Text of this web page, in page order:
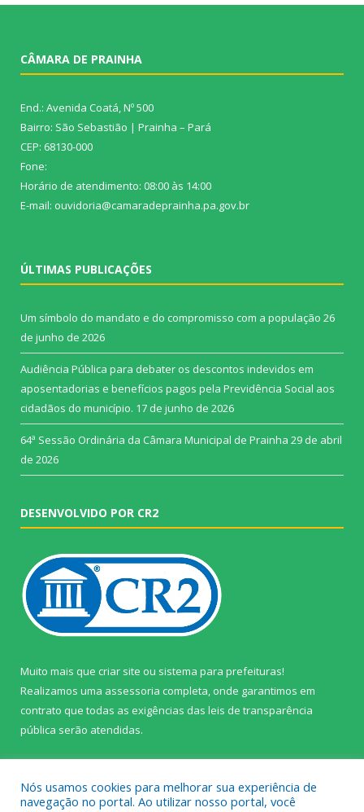
CÂMARA DE PRAINHA
End.: Avenida Coatá, Nº 500
Bairro: São Sebastião | Prainha – Pará
CEP: 68130-000
Fone:
Horário de atendimento: 08:00 às 14:00
E-mail: ouvidoria@camaradeprainha.pa.gov.br
ÚLTIMAS PUBLICAÇÕES
Um símbolo do mandato e do compromisso com a população 26
de junho de 2026
Audiência Pública para debater os descontos indevidos em
aposentadorias e benefícios pagos pela Previdência Social aos
cidadãos do município. 17 de junho de 2026
64ª Sessão Ordinária da Câmara Municipal de Prainha 29 de abril
de 2026
DESENVOLVIDO POR CR2
Muito mais que criar site ou sistema para prefeituras!
Realizamos uma assessoria completa, onde garantimos em
contrato que todas as exigências das leis de transparência
pública serão atendidas.
Nós usamos cookies para melhorar sua experiência de
navegação no portal. Ao utilizar nosso portal, você